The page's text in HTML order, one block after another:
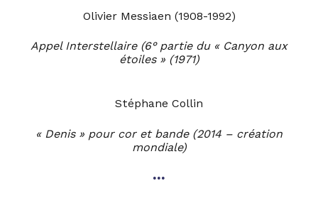
Olivier Messiaen (1908-1992)
Appel Interstellaire (6° partie du « Canyon aux
étoiles » (1971)
Stéphane Collin
« Denis » pour cor et bande (2014 – création
mondiale)
•••